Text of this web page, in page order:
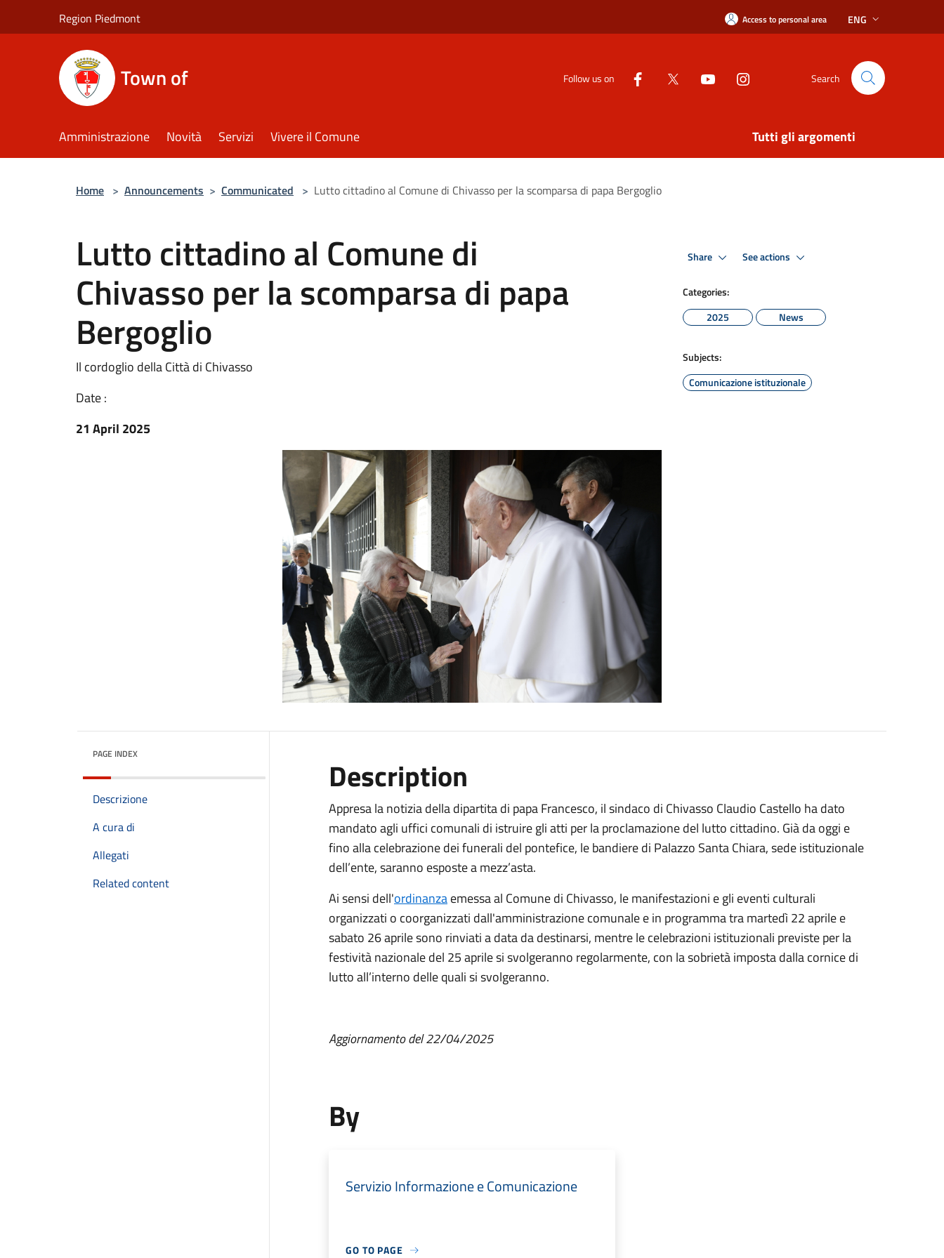
Region Piedmont Access to personal area ENG
Town of Follow us on Search
Amministrazione Novità Servizi Vivere il Comune Tutti gli argomenti
Home > Announcements > Communicated > Lutto cittadino al Comune di Chivasso per la scomparsa di papa Bergoglio
Lutto cittadino al Comune di
Chivasso per la scomparsa di papa
Bergoglio
Il cordoglio della Città di Chivasso
Date :
21 April 2025
Share See actions
Categories:
2025
News
Subjects:
Comunicazione istituzionale
PAGE INDEX
Descrizione
A cura di
Allegati
Related content
Description
Appresa la notizia della dipartita di papa Francesco, il sindaco di Chivasso Claudio Castello ha dato
mandato agli uffici comunali di istruire gli atti per la proclamazione del lutto cittadino. Già da oggi e
fino alla celebrazione dei funerali del pontefice, le bandiere di Palazzo Santa Chiara, sede istituzionale
dell’ente, saranno esposte a mezz’asta.
Ai sensi dell'ordinanzaemessa al Comune di Chivasso, le manifestazioni e gli eventi culturali
organizzati o coorganizzati dall'amministrazione comunale e in programma tra martedì 22 aprile e
sabato 26 aprile sono rinviati a data da destinarsi, mentre le celebrazioni istituzionali previste per la
festività nazionale del 25 aprile si svolgeranno regolarmente, con la sobrietà imposta dalla cornice di
lutto all’interno delle quali si svolgeranno.
Aggiornamento del 22/04/2025
By
Servizio Informazione e Comunicazione
GO TO PAGE